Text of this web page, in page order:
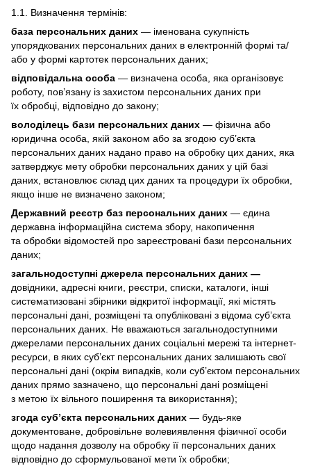
1.1. Визначення термінів:
база персональних даних — іменована сукупність
упорядкованих персональних даних в електронній формі та/
або у формі картотек персональних даних;
відповідальна особа — визначена особа, яка організовує
роботу, пов’язану із захистом персональних даних при
їх обробці, відповідно до закону;
володілець бази персональних даних — фізична або
юридична особа, якій законом або за згодою суб’єкта
персональних даних надано право на обробку цих даних, яка
затверджує мету обробки персональних даних у цій базі
даних, встановлює склад цих даних та процедури їх обробки,
якщо інше не визначено законом;
Державний реєстр баз персональних даних — єдина
державна інформаційна система збору, накопичення
та обробки відомостей про зареєстровані бази персональних
даних;
загальнодоступні джерела персональних даних —
довідники, адресні книги, реєстри, списки, каталоги, інші
систематизовані збірники відкритої інформації, які містять
персональні дані, розміщені та опубліковані з відома суб’єкта
персональних даних. Не вважаються загальнодоступними
джерелами персональних даних соціальні мережі та інтернет-
ресурси, в яких суб’єкт персональних даних залишають свої
персональні дані (окрім випадків, коли суб’єктом персональних
даних прямо зазначено, що персональні дані розміщені
з метою їх вільного поширення та використання);
згода суб’єкта персональних даних — будь-яке
документоване, добровільне волевиявлення фізичної особи
щодо надання дозволу на обробку її персональних даних
відповідно до сформульованої мети їх обробки;